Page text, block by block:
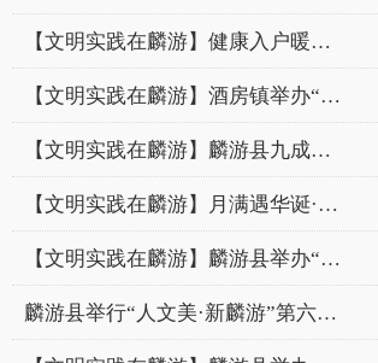
【文明实践在麟游】健康入户暖民心 文明宣传润万家
【文明实践在麟游】酒房镇举办“文明实践大舞台·有才你就来”实践活动
【文明实践在麟游】麟游县九成宫镇南坊社区：党建引领助农忙 党员服务暖民心
【文明实践在麟游】月满遇华诞·情系暖家园 麟游县开展“庆中秋·迎国庆”文明实践...
【文明实践在麟游】麟游县举办“文明实践大舞台 有才你就来”活动
麟游县举行“人文美·新麟游”第六届道德模范发布仪式